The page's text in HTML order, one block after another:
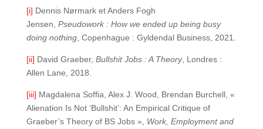
[i] Dennis Nørmark et Anders Fogh
Jensen, Pseudowork : How we ended up being busy
doing nothing, Copenhague : Gyldendal Business, 2021.
[ii] David Graeber, Bullshit Jobs : A Theory, Londres :
Allen Lane, 2018.
[iii] Magdalena Soffia, Alex J. Wood, Brendan Burchell, «
Alienation Is Not ‘Bullshit’: An Empirical Critique of
Graeber’s Theory of BS Jobs », Work, Employment and